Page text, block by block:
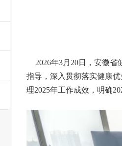
2026年3月 20日
，安徽
指导，深入贯彻落实健康
理2025年工作成效，明确